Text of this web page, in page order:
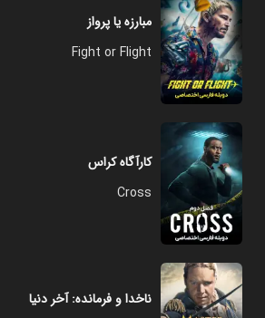
مبارزه یا پرواز
Fight or Flight
کارآگاه کراس
Cross
ناخدا و فرمانده: آخر دنیا